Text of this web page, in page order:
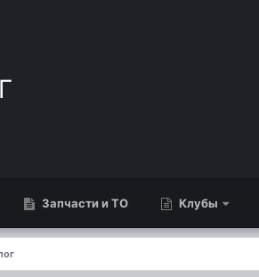
Запчасти и ТО Клубы